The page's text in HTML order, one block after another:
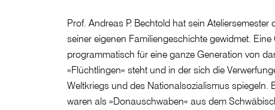
Prof. Andreas P. Bechtold hat sein Ateliersemester
seiner eigenen Familiengeschichte gewidmet.
programmatisch für eine ganze Generation von
»Flüchtlingen« steht und in der sich die
Weltkriegs und des Nationalsozialismus spiegeln.
waren als »Donauschwaben« aus dem